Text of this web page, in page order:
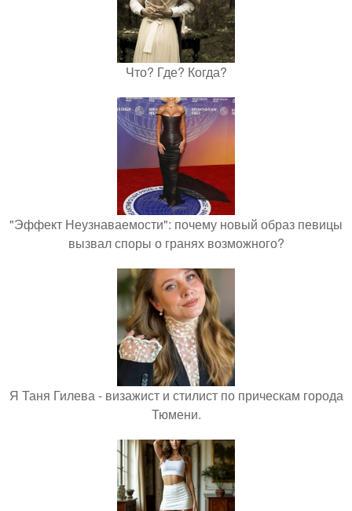
Что? Где? Когда?
"Эффект Неузнаваемости": почему новый образ певицы
вызвал споры о гранях возможного?
Я Таня Гилева - визажист и стилист по прическам города
Тюмени.